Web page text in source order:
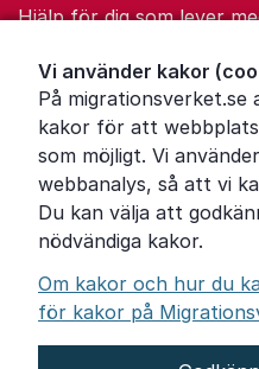
Vi använder kakor
På migrationsverket.se
kakor för att
som möjligt. Vi
webbanalys, så att vi
Du kan välja att
nödvändiga kakor.
Om kakor och hur du
för kakor på
Hjälp för dig som lever
Ordförklaringar
Om Migrationsverket
Pressrum
Tillgänglighetsredogörelse
Other languages